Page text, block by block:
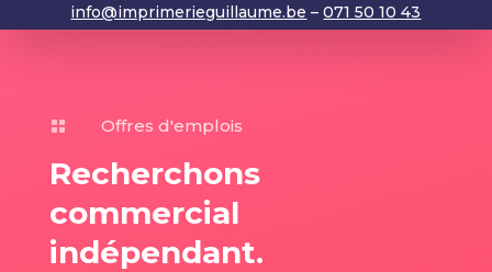
info@imprimerieguillaume.be –071 50 10 43
 Offres d'emplois
Recherchons
commercial
indépendant.